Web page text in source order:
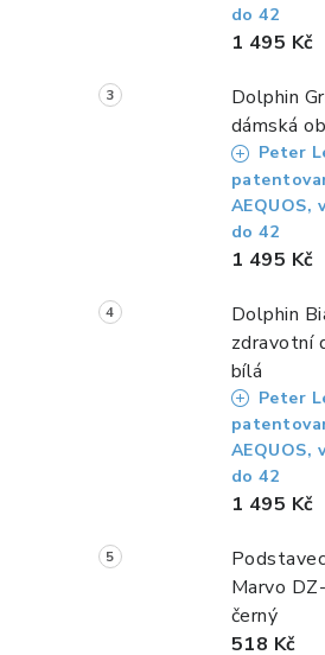
do 42
1 495 Kč
Dolphin
dámská
Peter
AEQUOS,
do 42
1 495 Kč
Dolphin
zdravotní
bílá
Peter
AEQUOS,
do 42
1 495 Kč
Marvo
černý
518 Kč